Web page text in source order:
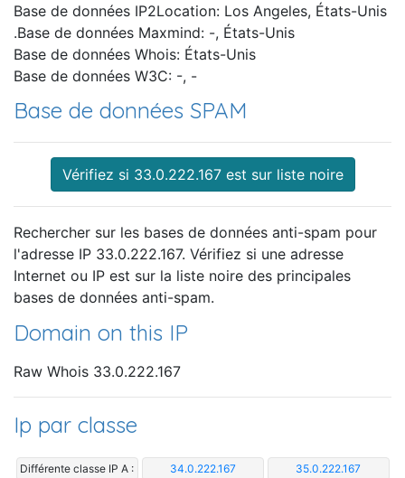
Base de données IP2Location: Los Angeles, États-Unis
.Base de données Maxmind: -, États-Unis
Base de données Whois: États-Unis
Base de données W3C: -, -
Base de données SPAM
Vérifiez si 33.0.222.167 est sur liste noire
Rechercher sur les bases de données anti-spam pour
l'adresse IP 33.0.222.167. Vérifiez si une adresse
Internet ou IP est sur la liste noire des principales
bases de données anti-spam.
Domain on this IP
Raw Whois 33.0.222.167
Ip par classe
Différente classe IP A : 34.0.222.167 35.0.222.167